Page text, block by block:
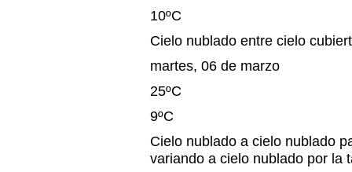
10ºC
Cielo nublado entre cielo
martes, 06 de marzo
25ºC
9ºC
Cielo nublado a cielo nublado
variando a cielo nublado por la